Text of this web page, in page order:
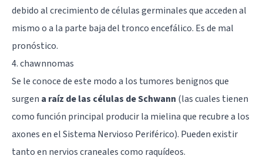
debido al crecimiento de células germinales que acceden al
mismo o a la parte baja del tronco encefálico. Es de mal
pronóstico.
4. chawnnomas
Se le conoce de este modo a los tumores benignos que
surgen a raíz de las células de Schwann (las cuales tienen
como función principal producir la mielina que recubre a los
axones en el Sistema Nervioso Periférico). Pueden existir
tanto en nervios craneales como raquídeos.